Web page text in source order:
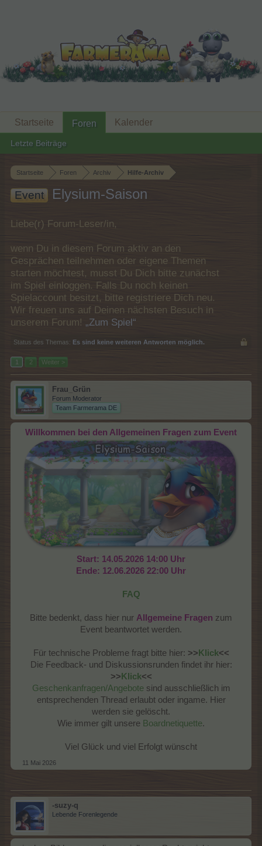
Startseite Foren Archiv Hilfe-Archiv
Event Elysium-Saison
Liebe(r) Forum-Leser/in,
wenn Du in diesem Forum aktiv an den
Gesprächen teilnehmen oder eigene Themen
starten möchtest, musst Du Dich bitte zunächst
im Spiel einloggen. Falls Du noch keinen
Spielaccount besitzt, bitte registriere Dich neu.
Wir freuen uns auf Deinen nächsten Besuch in
unserem Forum! „Zum Spiel“
Status des Themas: Es sind keine weiteren Antworten möglich.
1 2 Weiter >
Frau_Grün
Forum Moderator
Team Farmerama DE
Willkommen bei den Allgemeinen Fragen zum Event
Start: 14.05.2026 14:00 Uhr
Ende: 12.06.2026 22:00 Uhr
FAQ
Bitte bedenkt, dass hier nur Allgemeine Fragen zum
Event beantwortet werden.
Für technische Probleme fragt bitte hier: >> Klick<<
Die Feedback- und Diskussionsrunden findet ihr hier:
>> Klick<<
Geschenkanfragen/Angebotesind ausschließlich im
entsprechenden Thread erlaubt oder ingame. Hier
werden sie gelöscht.
Wie immer gilt unsere Boardnetiquette.
Viel Glück und viel Erfolgt wünscht​
11 Mai 2026
-suzy-q
Lebende Forenlegende
Startseite Foren
Letzte Beiträge
Kalender